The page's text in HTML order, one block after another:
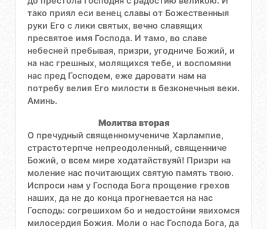
тако приял еси венец славы от Божественныя
руки Его с лики святых, вечно славящих
пресвятое имя Господа. И тамо, во славе
небесней пребывая, призри, угодниче Божий, и
на нас грешных, молящихся тебе, и воспомяни
нас пред Господем, еже даровати нам на
потребу велия Его милости в безконечныя веки.
Аминь.
Молитва вторая
О пречудный священномучениче Харлампие,
страстотерпче непреодоленный, священниче
Божий, о всем мире ходатайствуяй! Призри на
моление нас почитающих святую память твою.
Испроси нам у Господа Бога прощение грехов
наших, да не до конца прогневается на нас
Господь: согрешихом бо и недостойни явихомся
милосердия Божия. Моли о нас Господа Бога, да